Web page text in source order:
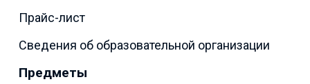
Прайс-лист
Сведения об образовательной организации
Предметы